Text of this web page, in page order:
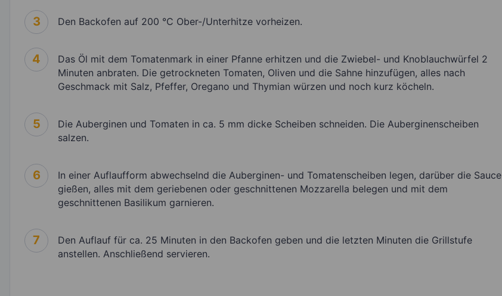
3 Den Backofen auf 200 °C Ober-/Unterhitze vorheizen.
4
Das Öl mit dem Tomatenmark in einer Pfanne erhitzen und die Zwiebel- und Knoblauchwürfel 2
Minuten anbraten. Die getrockneten Tomaten, Oliven und die Sahne hinzufügen, alles nach
Geschmack mit Salz, Pfeffer, Oregano und Thymian würzen und noch kurz köcheln.
5
Die Auberginen und Tomaten in ca. 5 mm dicke Scheiben schneiden. Die Auberginenscheiben
salzen.
6
In einer Auflaufform abwechselnd die Auberginen- und Tomatenscheiben legen, darüber die Sauce
gießen, alles mit dem geriebenen oder geschnittenen Mozzarella belegen und mit dem
geschnittenen Basilikum garnieren.
7
Den Auflauf für ca. 25 Minuten in den Backofen geben und die letzten Minuten die Grillstufe
anstellen. Anschließend servieren.